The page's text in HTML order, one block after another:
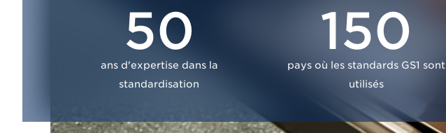
50
ans d'expertise dans la
standardisation
150
pays où les standards GS1 sont
utilisés